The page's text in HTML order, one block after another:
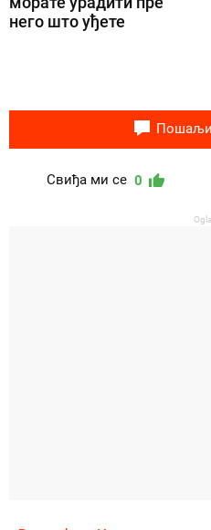
него што уђете
Свиђа ми се 0